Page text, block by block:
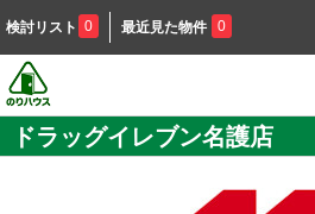
検討リスト 0 最近見た物件 0
ドラッグイレブン名護店